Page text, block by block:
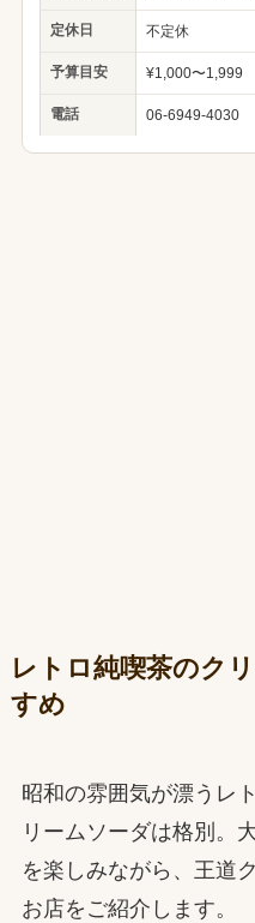
定休日 不定休
予算目安 ¥1,000〜1,999
電話 06-6949-4030
レトロ純喫茶のク
すめ
昭和の雰囲気が漂うレ
リームソーダは格別。
を楽しみながら、王道
お店をご紹介します。